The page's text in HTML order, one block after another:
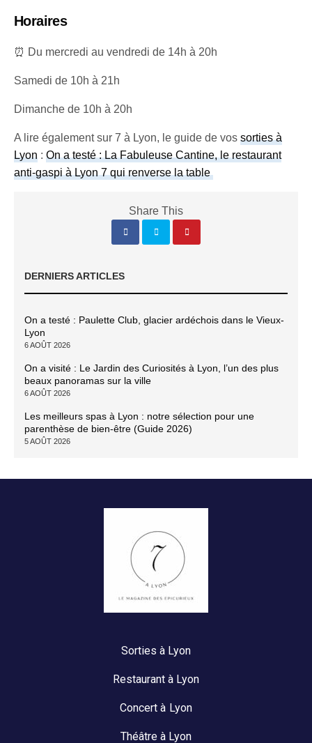
Horaires
⏰ Du mercredi au vendredi de 14h à 20h
Samedi de 10h à 21h
Dimanche de 10h à 20h
A lire également sur 7 à Lyon, le guide de vossorties à
Lyon :On a testé : La Fabuleuse Cantine, le restaurant
anti-gaspi à Lyon 7 qui renverse la table
Share This
DERNIERS ARTICLES
On a testé : Paulette Club, glacier ardéchois dans le Vieux-
Lyon
6 AOÛT 2026
On a visité : Le Jardin des Curiosités à Lyon, l’un des plus
beaux panoramas sur la ville
6 AOÛT 2026
Les meilleurs spas à Lyon : notre sélection pour une
parenthèse de bien-être (Guide 2026)
5 AOÛT 2026
Sorties à Lyon
Restaurant à Lyon
Concert à Lyon
Théâtre à Lyon